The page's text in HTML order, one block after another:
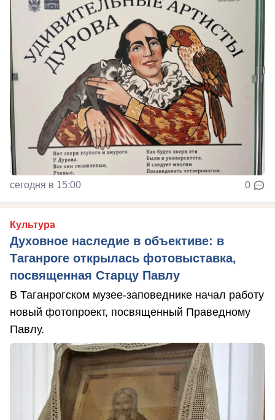
сегодня в 15:00 0
Культура
Духовное наследие в объективе: в
Таганроге открылась фотовыставка,
посвященная Старцу Павлу
В Таганрогском музее-заповеднике начал работу
новый фотопроект, посвященный Праведному
Павлу.